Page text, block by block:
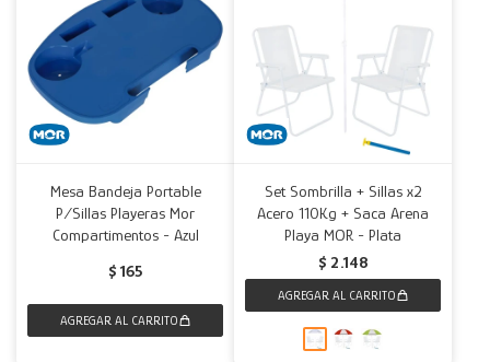
Mesa Bandeja Portable
P/Sillas Playeras Mor
Compartimentos - Azul
$ 165
Set Sombrilla + Sillas x2
Acero 110Kg + Saca Arena
Playa MOR - Plata
$ 2.148